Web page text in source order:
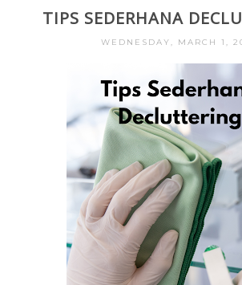
TIPS SEDERHANA
WEDNESDAY, MARCH 1,